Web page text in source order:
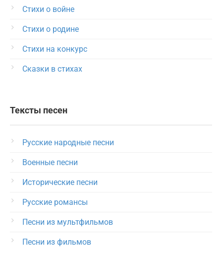
Стихи о войне
Стихи о родине
Стихи на конкурс
Сказки в стихах
Тексты песен
Русские народные песни
Военные песни
Исторические песни
Русские романсы
Песни из мультфильмов
Песни из фильмов